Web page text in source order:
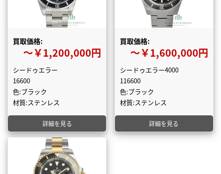
買取価格:
〜￥1,200,000円
シードゥエラー
16600
色:ブラック
材質:ステンレス
詳細を見る
買取価格:
〜￥1,600,000円
シードゥエラー4000
116600
色:ブラック
材質:ステンレス
詳細を見る